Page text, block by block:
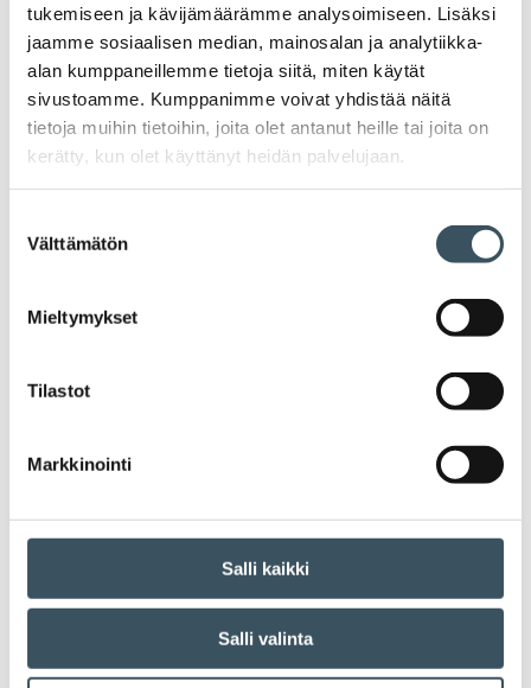
tukemiseen ja kävijämäärämme analysoimiseen. Lisäksi
jaamme sosiaalisen median, mainosalan ja analytiikka-
alan kumppaneillemme tietoja siitä, miten käytät
sivustoamme. Kumppanimme voivat yhdistää näitä
tietoja muihin tietoihin, joita olet antanut heille tai joita on
kerätty, kun olet käyttänyt heidän palvelujaan.
valinta
Välttämätön
Mieltymykset
Tilastot
Markkinointi
Salli kaikki
Salli valinta
optikoiden työehtosopimusta koskevista
muutoksista koronavirustilanteeseen
liittyen. Muutokset koskevat
lomautusilmoitusaikaa,
yhteistoimintaneuvotteluihin liittyvää
neuvotteluaikaa sekä irtisanotun
Artikkelien selaus
Uutiset
Blogit
Lausunnot